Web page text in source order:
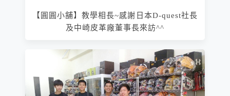
【圓圓小舖】教學相長~感謝日本D-quest社長
及中崎皮革廠董事長來訪^^